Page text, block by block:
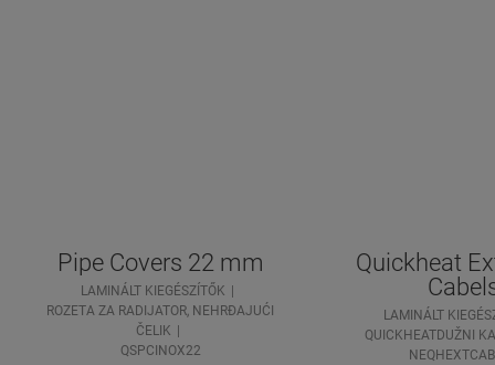
Pipe Covers 22 mm
LAMINÁLT KIEGÉSZÍTŐK
ROZETA ZA RADIJATOR, NEHRĐAJUĆI
ČELIK
QSPCINOX22
Quickheat
LAMINÁLT
QUICKHEATDUŽNI